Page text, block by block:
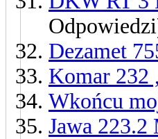
Dezamet
Komar 232
Wkońcu
Jawa 223.2